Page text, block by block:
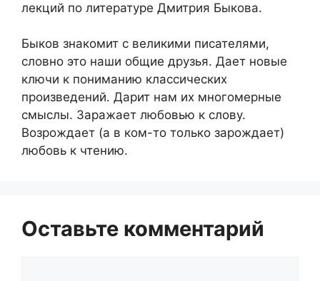
лекций по литературе Дмитрия Быкова.
Быков знакомит с великими писателями,
словно это наши общие друзья. Дает новые
ключи к пониманию классических
произведений. Дарит нам их многомерные
смыслы. Заражает любовью к слову.
Возрождает (а в ком-то только зарождает)
любовь к чтению.
Оставьте комментарий